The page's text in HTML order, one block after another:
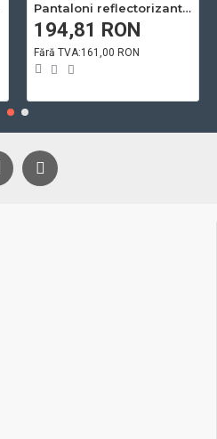
Pantaloni reflectorizanti de lucru HOWARD galben / portocaliu
194,81 RON
Fără TVA:161,00 RON